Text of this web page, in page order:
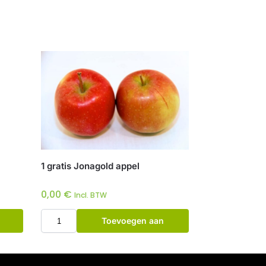
1 gratis Jonagold appel
0,00 € Incl. BTW
Toevoegen aan